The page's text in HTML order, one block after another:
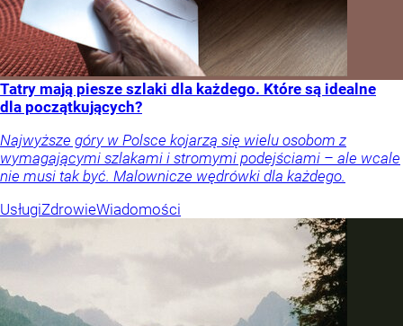
Tatry mają piesze szlaki dla każdego. Które są idealne
dla początkujących?
Najwyższe góry w Polsce kojarzą się wielu osobom z
wymagającymi szlakami i stromymi podejściami – ale wcale
nie musi tak być. Malownicze wędrówki dla każdego.
UsługiZdrowieWiadomości